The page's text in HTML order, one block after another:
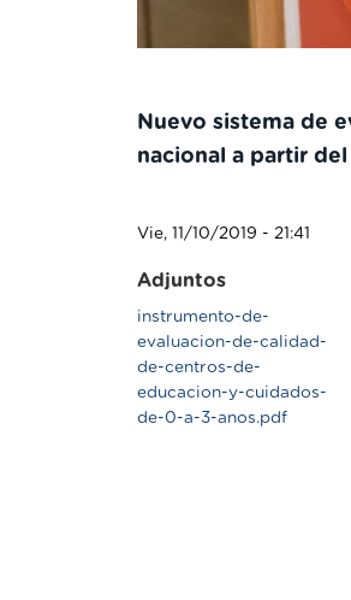
Nuevo sistema de
nacional a partir
Vie, 11/10/2019 - 21:41
Adjuntos
instrumento-de-
evaluacion-de-calidad-
de-centros-de-
educacion-y-cuidados-
de-0-a-3-anos.pdf